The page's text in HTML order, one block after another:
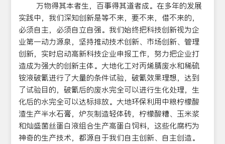
万物得其本者生，百事得其道者成。在多年的发展
实践中，我们深知创新是等不来，要不来，借不来的，
必须自主，必须自立自强。我们始终把科技创新视为企
业第一动力源泉，坚持推动技术创新、市场创新、管理
创新，实时启动高新科技企业申报工作，努力把企业打
造成为强大的创新主体。大地化工对丙烯腈废水和稀硫
铵液破氰进行了大量的条件试验，破氰效果理想，达到
了试验目的，破氰后的废水完全可以进行生化处理，生
化后的水完全可以达标排放。大地环保利用中粮柠檬酸
渣生产半水石膏，炉灰制造轻体砖，柠檬酸糟、玉米浆
和灿盛菌丝蛋白液组合生产高蛋白饲料，这些化腐朽为
神奇的生产技术，都源自于我们自主创新、自主创造。